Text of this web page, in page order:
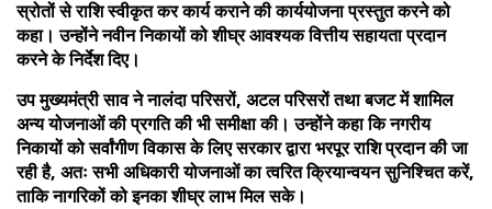
स्रोतों से राशि स्वीकृत कर कार्य कराने की कार्ययोजना प्रस्तुत करने को
कहा। उन्होंने नवीन निकायों को शीघ्र आवश्यक वित्तीय सहायता प्रदान
करने के निर्देश दिए।
उप मुख्यमंत्री साव ने नालंदा परिसरों, अटल परिसरों तथा बजट में शामिल
अन्य योजनाओं की प्रगति की भी समीक्षा की। उन्होंने कहा कि नगरीय
निकायों को सर्वांगीण विकास के लिए सरकार द्वारा भरपूर राशि प्रदान की जा
रही है, अतः सभी अधिकारी योजनाओं का त्वरित क्रियान्वयन सुनिश्चित करें,
ताकि नागरिकों को इनका शीघ्र लाभ मिल सके।